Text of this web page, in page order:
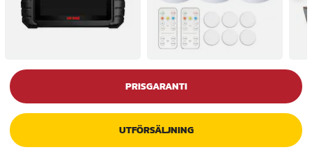
PRISGARANTI
UTFÖRSÄLJNING